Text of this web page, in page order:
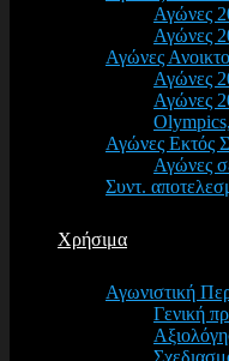
Αγώνες
Αγώνες
Αγώνες
Αγώνες
Αγώνες
Αγώνες Εκτός
Αγώνες
Συντ.
Χρήσιμα
Αγωνιστική
Γενική